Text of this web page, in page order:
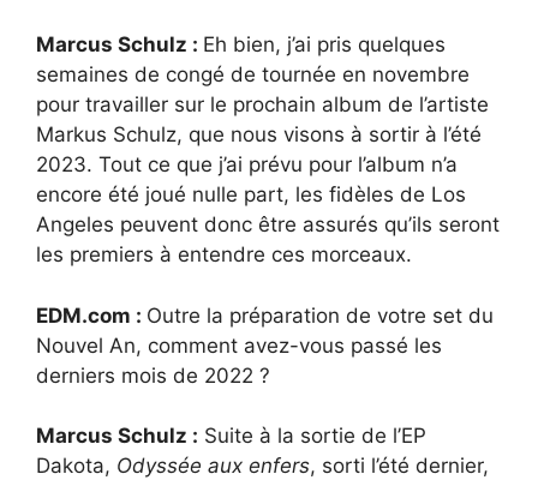
Marcus Schulz : Eh bien, j’ai pris quelques
semaines de congé de tournée en novembre
pour travailler sur le prochain album de l’artiste
Markus Schulz, que nous visons à sortir à l’été
2023. Tout ce que j’ai prévu pour l’album n’a
encore été joué nulle part, les fidèles de Los
Angeles peuvent donc être assurés qu’ils seront
les premiers à entendre ces morceaux.
EDM.com : Outre la préparation de votre set du
Nouvel An, comment avez-vous passé les
derniers mois de 2022 ?
Marcus Schulz : Suite à la sortie de l’EP
Dakota, Odyssée aux enfers, sorti l’été dernier,